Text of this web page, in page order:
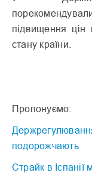
підвищення цін
стану країни.
Пропонуємо:
подорожчають
Страйк в